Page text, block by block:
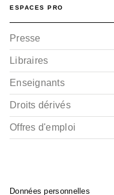
ESPACES PRO
Presse
Libraires
Enseignants
Droits dérivés
Offres d'emploi
Données personnelles